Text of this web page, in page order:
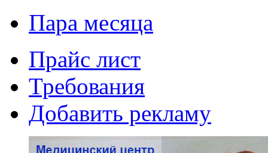
Пара месяца
Прайс лист
Требования
Добавить рекламу